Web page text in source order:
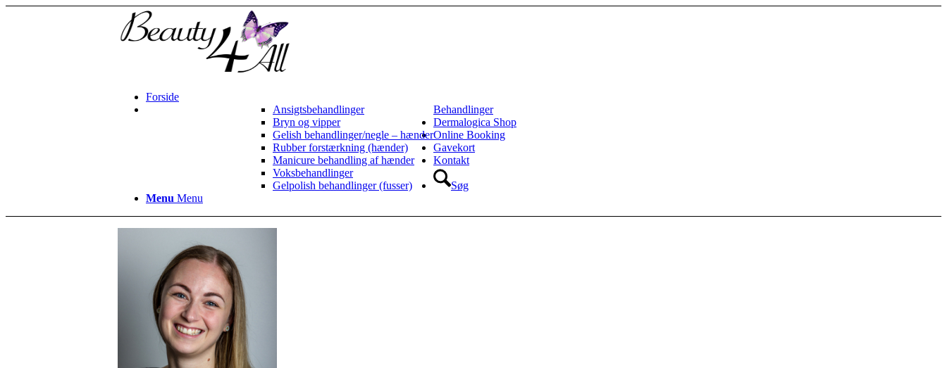
Forside
Behandlinger
Ansigtsbehandlinger
Bryn og vipper
Gelish behandlinger/negle – hænder
Rubber forstærkning (hænder)
Manicure behandling af hænder
Voksbehandlinger
Gelpolish behandlinger (fusser)
Dermalogica Shop
Online Booking
Gavekort
Kontakt
Søg
Menu Menu